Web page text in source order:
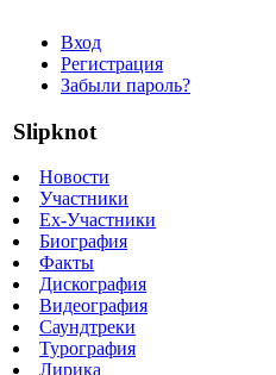
Вход
Регистрация
Забыли пароль?
Slipknot
Новости
Участники
Ex-Участники
Биография
Факты
Дискография
Видеография
Саундтреки
Турография
Лирика